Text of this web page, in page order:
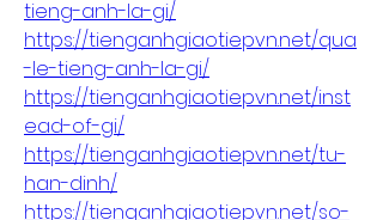
tieng-anh-la-gi/
https://tienganhgiaotiepvn.net/qua
-le-tieng-anh-la-gi/
https://tienganhgiaotiepvn.net/inst
ead-of-gi/
https://tienganhgiaotiepvn.net/tu-
han-dinh/
https://tienganhgiaotiepvn.net/so-